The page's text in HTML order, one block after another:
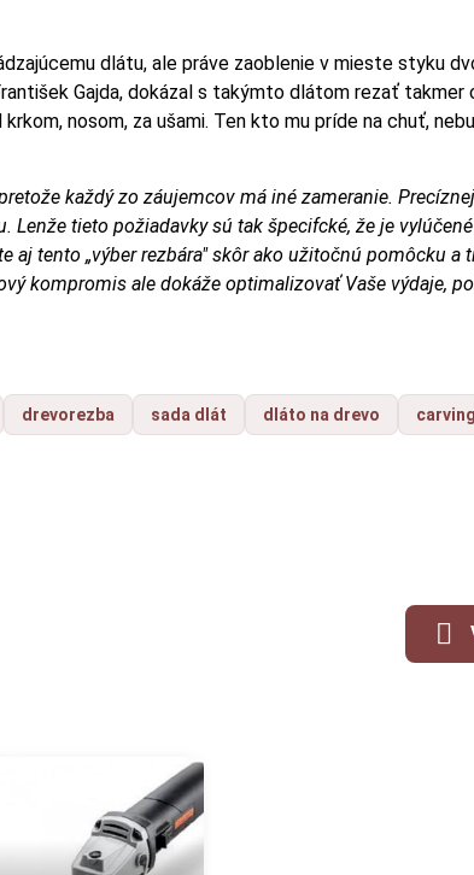
dlátu, ale práve zaoblenie v mieste styku
Gajda, dokázal s takýmto dlátom rezať takmer
nosom, za ušami. Ten kto mu príde na chuť,
každý zo záujemcov má iné zameranie.
tieto požiadavky sú tak špecifcké, že je
tento „výber rezbára" skôr ako užitočnú pomôcku a
kompromis ale dokáže optimalizovať Vaše výdaje,
drevorezba sada dlát dláto na drevo carving